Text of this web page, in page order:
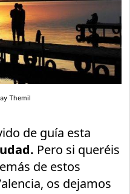
Themil
de guía esta
Pero si queréis
de estos
os dejamos